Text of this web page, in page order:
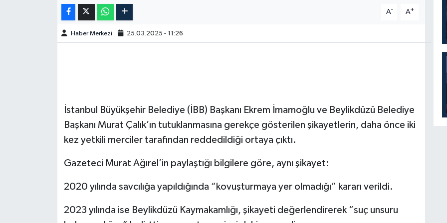
A- A+
Haber Merkezi 25.03.2025 - 11:26
İstanbul Büyükşehir Belediye (İBB) Başkanı Ekrem İmamoğlu ve Beylikdüzü Belediye
Başkanı Murat Çalık’ın tutuklanmasına gerekçe gösterilen şikayetlerin, daha önce iki
kez yetkili merciler tarafından reddedildiği ortaya çıktı.
Gazeteci Murat Ağırel’in paylaştığı bilgilere göre, aynı şikayet:
2020 yılında savcılığa yapıldığında “kovuşturmaya yer olmadığı” kararı verildi.
2023 yılında ise Beylikdüzü Kaymakamlığı, şikayeti değerlendirerek “suç unsuru